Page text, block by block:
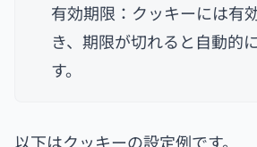
有効期限：クッキーには有
き、期限が切れると自動的
す。
以下はクッキーの設定例です。